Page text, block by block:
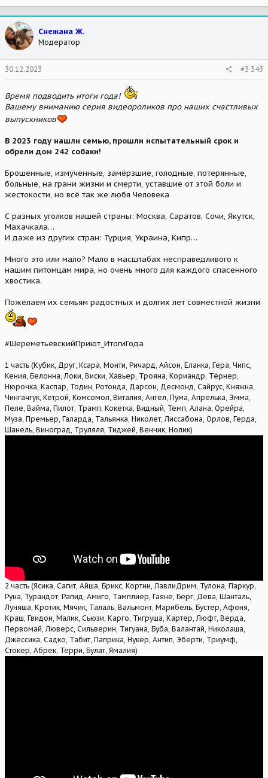
a
c
t
i
o
n
s
:
Снежана Ж.
Модератор
30.12.2023 #3 343
Время подводить итоги года!
Вашему вниманию серия видеороликов про наших счастливых
выпускников
В 2023 году нашли семью, прошли испытательный срок и
обрели дом 242 собаки!
Брошенные, измученные, замёрзшие, голодные, потерянные,
больные, на грани жизни и смерти, уставшие от этой боли и
жестокости, но всё так же любя Человека
С разных уголков нашей страны: Москва, Саратов, Сочи, Якутск,
Махачкала…
И даже из других стран: Турция, Украина, Кипр…
Много это или мало? Мало в масштабах несправедливого к
нашим питомцам мира, но очень много для каждого спасенного
хвостика.
Пожелаем их семьям радостных и долгих лет совместной жизни
#ШереметьевскийПриют_ИтогиГода
1 часть (Кубик, Друг, Ксара, Монти, Ричард, Айсон, Еланка, Гера, Чипс,
Кения, Белонна, Локи, Виски, Хавьер, Трояна, Кориандр, Тёрнер,
Нюрочка, Каспар, Тодин, Ротонда, Дарсон, Десмонд, Сайрус, Княжна,
Чингачгук, Кетрой, Комсомол, Виталия, Ангел, Пума, Апрелька, Эмма,
Пеле, Вайма, Пилот, Трамп, Кокетка, Видный, Темп, Алана, Орейра,
Муза, Премьер, Галарда, Тальянка, Николет, Лиссабона, Орлов, Герда,
Шанель, Виноград, Труляля, Тиджей, Венчик, Нолик)
2 часть (Ясика, Сагит, Айша, Брикс, Кортни, ЛавлиДрим, Тулона, Паркур,
Руна, Турандот, Рапид, Амиго, Тамплиер, Гаяне, Берг, Дева, Шанталь,
Луняша, Кротик, Мячик, Талаль, Вальмонт, Марибель, Бустер, Афоня,
Краш, Гвидон, Малик, Сьюзи, Карго, Тигруша, Картер, Люфт, Верда,
Первомай, Люверс, Сильверин, Тигуана, Буба, Валантай, Николаша,
Джессика, Садко, Табит, Паприка, Нукер, Антип, Эберти, Триумф,
Стокер, Абрек, Терри, Булат, Ямалия)